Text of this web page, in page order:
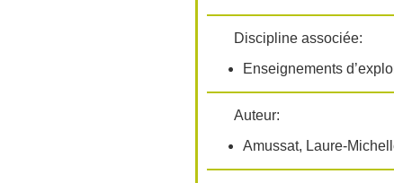
Discipline associée:
Enseignements
Auteur:
Amussat, Laure-